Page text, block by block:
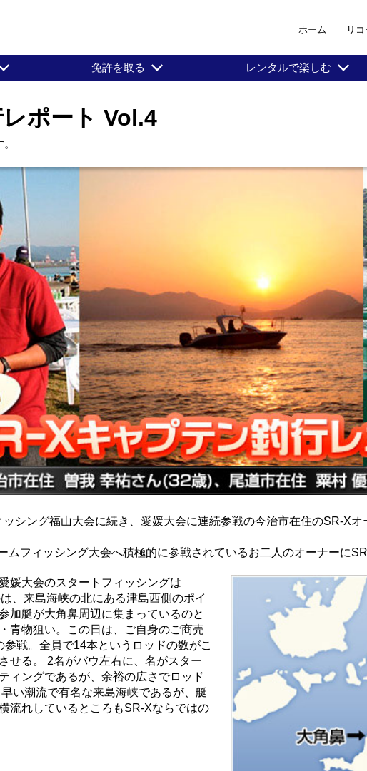
ホーム リ
免許を取る レンタルで楽しむ
ポート Vol.4
シング福山大会に続き、愛媛大会に連続参戦の今治市在住のSR-X
ムフィッシング大会へ積極的に参戦されているお二人のオーナーに
媛大会のスタートフィッシングは
、来島海峡の北にある津島西側のポイ
加艇が大角鼻周辺に集まっているのと
青物狙い。この日は、ご自身のご商売
戦。全員で14本というロッドの数がこ
せる。 2名がバウ左右に、名がスター
ィングであるが、余裕の広さでロッド
い潮流で有名な来島海峡であるが、艇
流れしているところもSR-Xならではの